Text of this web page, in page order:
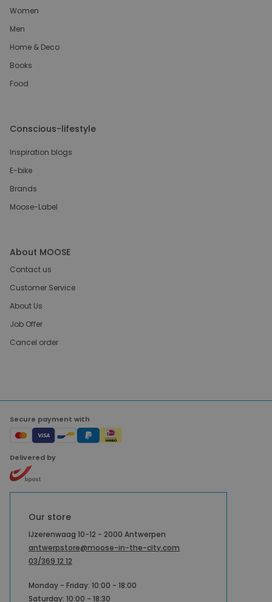
Women
Men
Home & Deco
Books
Food
Conscious-lifestyle
Inspiration blogs
E-bike
Brands
Moose-Label
About MOOSE
Contact us
Customer Service
About Us
Job Offer
Cancel order
Secure payment with
Delivered by
Our store
IJzerenwaag 10-12 - 2000 Antwerpen
antwerpstore@moose-in-the-city.com
03/369 12 12
Monday - Friday: 10:00 - 18:00
Saturday: 10:00 - 18:30